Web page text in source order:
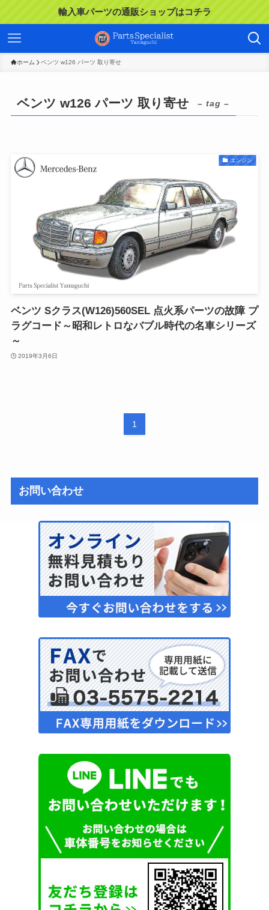
輸入車パーツの通販ショップはコチラ
ホーム ベンツ w126 パーツ 取り寄せ
ベンツ w126 パーツ 取り寄せ – tag –
エンジン
ベンツ Sクラス(W126)560SEL 点火系パーツの故障 プ
ラグコード～昭和レトロなバブル時代の名車シリーズ
～
2019年3月6日
1
お問い合わせ